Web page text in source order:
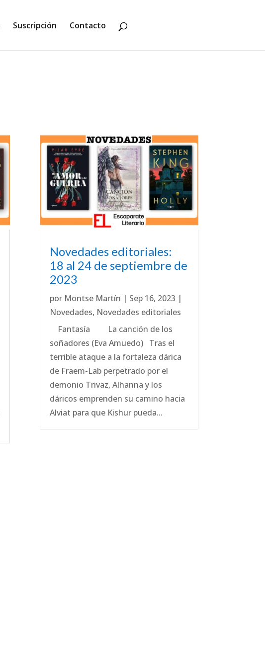
Suscripción Contacto
Novedades editoriales:
18 al 24 de septiembre de
2023
por Montse Martín | Sep 16, 2023 |
Novedades, Novedades editoriales
Fantasía La canción de los
soñadores (Eva Amuedo) Tras el
terrible ataque a la fortaleza dárica
de Fraem-Lab perpetrado por el
demonio Trivaz, Alhanna y los
dáricos emprenden su camino hacia
Alviat para que Kishur pueda...